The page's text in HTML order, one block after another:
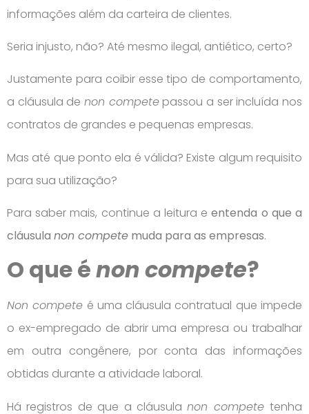
informações além da carteira de clientes.
Seria injusto, não? Até mesmo ilegal, antiético, certo?
Justamente para coibir esse tipo de comportamento,
a cláusula de non competepassou a ser incluída nos
contratos de grandes e pequenas empresas.
Mas até que ponto ela é válida? Existe algum requisito
para sua utilização?
Para saber mais, continue a leitura e entenda o que a
cláusula non compete muda para as empresas.
O que énon compete?
Non compete é uma cláusula contratual que impede
o ex-empregado de abrir uma empresa ou trabalhar
em outra congênere, por conta das informações
obtidas durante a atividade laboral.
Há registros de que a cláusulanon compete tenha